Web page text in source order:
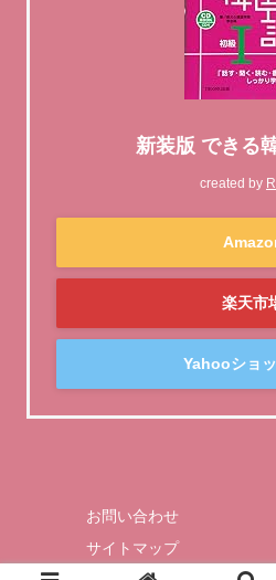
新装版 できる
created by
楽天市
Yahooショ
お問い合わせ
サイトマップ